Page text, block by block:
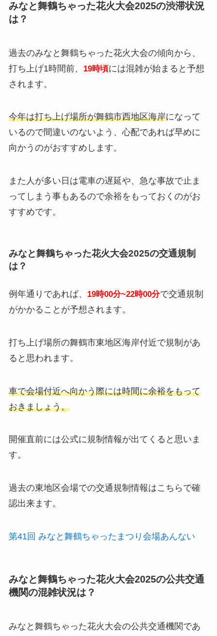
みなと舞鶴ちゃった花火大会2025の渋滞状況
は？
過去のみなと舞鶴ちゃった花火大会の傾向から、
打ち上げ1時間前、 19時頃には混雑が始まると予想
されます。
今年は打ち上げ場所が舞鶴市西地区海岸になって
いるので間違いのないよう、心配であれば早めに
向かうのがおすすめします。
また人が多い日は電車の遅延や、急な事故で止ま
ってしまう事もあるので余裕をもっておくのがお
すすめです。
みなと舞鶴ちゃった花火大会2025の交通規制
は？
例年通りであれば、 19時00分~22時00分で交通規制
がかかることが予想されます。
打ち上げ場所の舞鶴市東地区海岸付近で規制があ
ると思われます。
車で会場付近へ向かう際には時間に余裕をもって
おきましょう。
開催直前には公式に規制情報が出てくると思いま
す。
過去の東地区会場での交通規制情報はこちらで確
認出来ます。
第41回 みなと舞鶴ちゃったまつり会場あんない
みなと舞鶴ちゃった花火大会2025の公共交通
機関の混雑状況は？
みなと舞鶴ちゃった花火大会の公共交通機関であ